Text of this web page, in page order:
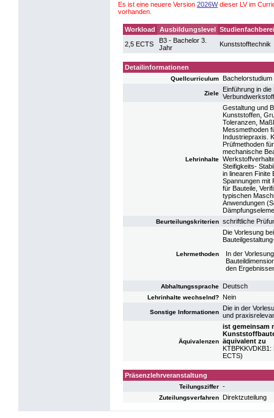
Es ist eine neuere Version 2026Wdieser LV im
vorhanden.
Workload Ausbildungslevel
2,5 ECTS
B3 - Bachelor 3.
Jahr
Kunststofftechnik
Detailinformationen
Quellcurriculum
Ziele
Einführung in
Lehrinhalte
Gestaltung und
Kunststoffen,
Toleranzen,
Messmethoden
Industriepraxis.
Prüfmethoden
mechanische
Steifigkeits-
in linearen Finite
Spannungen mit
für Bauteile,
typischen
Anwendungen
Beurteilungskriterien schriftliche
Lehrmethoden
Die Vorlesung
In der
den
Abhaltungssprache Deutsch
Lehrinhalte wechselnd? Nein
Sonstige Informationen
Die in der
und
Äquivalenzen
ist gemeinsam
äquivalent zu
ECTS)
Präsenzlehrveranstaltung
Teilungsziffer -
Zuteilungsverfahren Direktzuteilung